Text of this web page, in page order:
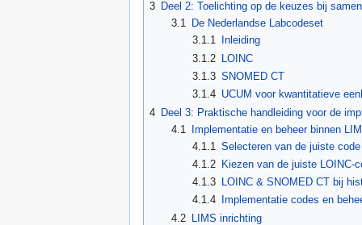
3 Deel 2: Toelichting op de keuzes bij
3.1
De Nederlandse Labcodeset
3.1.1
Inleiding
3.1.2 LOINC
3.1.3 SNOMED CT
3.1.4 UCUM voor kwantitatieve
4 Deel 3: Praktische handleiding voor de
4.1
Implementatie en beheer binnen
4.1.1
Selecteren van de juiste code
4.1.2 Kiezen van de juiste LOINC-
4.1.3 LOINC & SNOMED CT bij
4.1.4
Implementatie codes en
4.2
LIMS inrichting